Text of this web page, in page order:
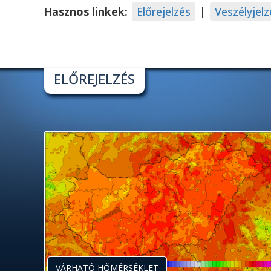
Hasznos linkek: Előrejelzés |
ELŐREJELZÉS
VÁRHATÓ HŐMÉRSÉKLET